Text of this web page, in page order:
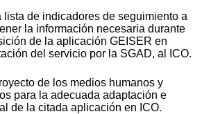
de indicadores de seguimiento a
la información necesaria durante
de la aplicación GEISER en
del servicio por la SGAD, al ICO.
de los medios humanos y
para la adecuada adaptación e
de la citada aplicación en ICO.